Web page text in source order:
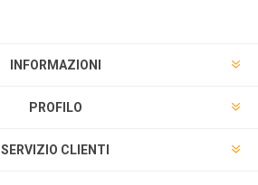
INFORMAZIONI
PROFILO
SERVIZIO CLIENTI